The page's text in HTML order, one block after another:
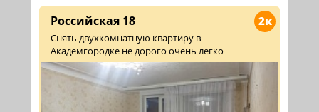
2к
Российская 18
Снять двухкомнатную квартиру в
Академгородке не дорого очень легко